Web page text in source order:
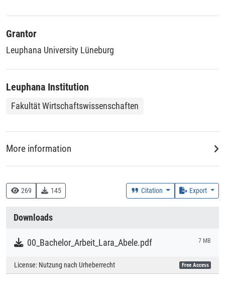
269 145 Citation Export
Downloads
00_Bachelor_Arbeit_Lara_Abele.pdf 7 MB
License: Nutzung nach Urheberrecht Free Access
Grantor
Leuphana University Lüneburg
Leuphana Institution
Fakultät Wirtschaftswissenschaften
More information
330 :: Wirtschaft
Creation Context
Collections
Literaturpublikationen